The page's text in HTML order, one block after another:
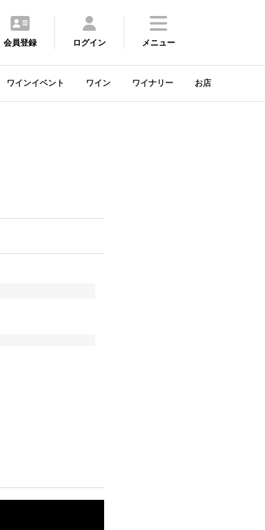
会員登録 ログイン メニュー
ワインイベント ワイン ワイナリー お店